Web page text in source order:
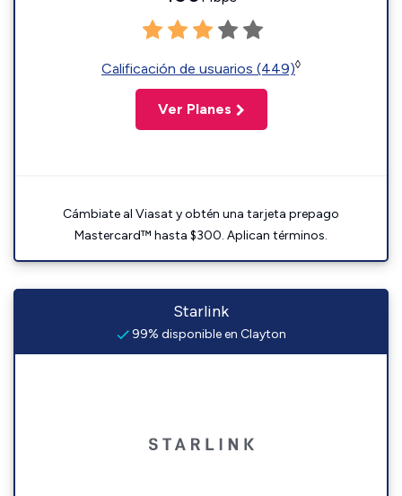
Calificación de usuarios (449)◊
Ver Planes
Cámbiate al Viasat y obtén una tarjeta prepago
Mastercard™ hasta $300. Aplican términos.
Starlink
99% disponible en Clayton